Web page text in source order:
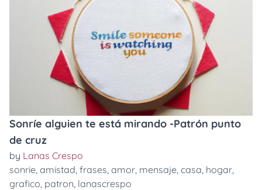
Sonríe alguien te está mirando -Patrón punto
de cruz
by Lanas Crespo
sonrie, amistad, frases, amor, mensaje, casa, hogar,
grafico, patron, lanascrespo